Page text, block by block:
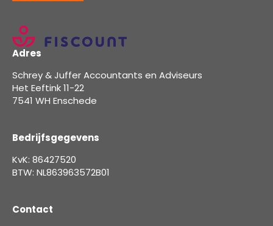
Adres
Schrey & Juffer Accountants en Adviseurs
Het Eeftink 11-22
7541 WH Enschede
Bedrijfsgegevens
KvK: 86427520
BTW: NL863963572B01
Contact